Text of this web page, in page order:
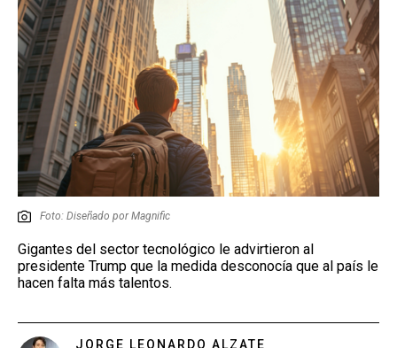
Foto: Diseñado por Magnific
Gigantes del sector tecnológico le advirtieron al
presidente Trump que la medida desconocía que al país le
hacen falta más talentos.
JORGE LEONARDO ALZATE